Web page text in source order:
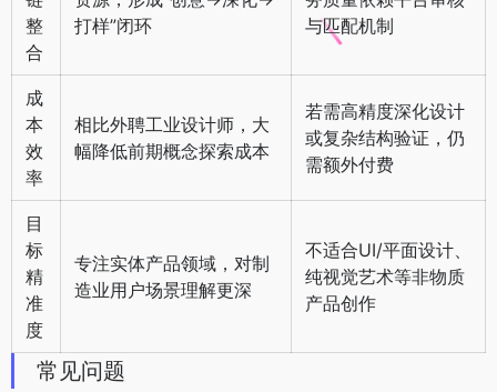
整
合
打样”闭环
与匹配机制
成
本
效
率
相比外聘工业设计师，大
幅降低前期概念探索成本
若需高精度深化设计
或复杂结构验证，仍
需额外付费
目
标
精
准
度
专注实体产品领域，对制
造业用户场景理解更深
不适合UI/平面设计、
纯视觉艺术等非物质
产品创作
常见问题